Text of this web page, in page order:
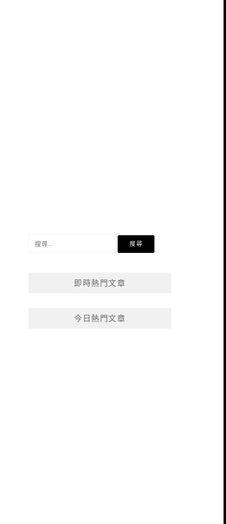
即時熱門文章
今日熱門文章